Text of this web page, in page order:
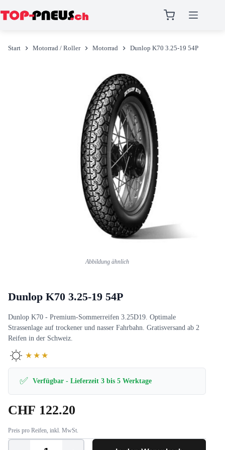
springen
Start Motorrad / Roller Motorrad Dunlop K70 3.25-19 54P
Abbildung ähnlich
Dunlop K70 3.25-19 54P
Dunlop K70 - Premium-Sommerreifen 3.25D19. Optimale
Strassenlage auf trockener und nasser Fahrbahn. Gratisversand ab 2
Reifen in der Schweiz.
★★★
✅ Verfügbar - Lieferzeit 3 bis 5 Werktage
CHF 122.20
Preis pro Reifen, inkl. MwSt.